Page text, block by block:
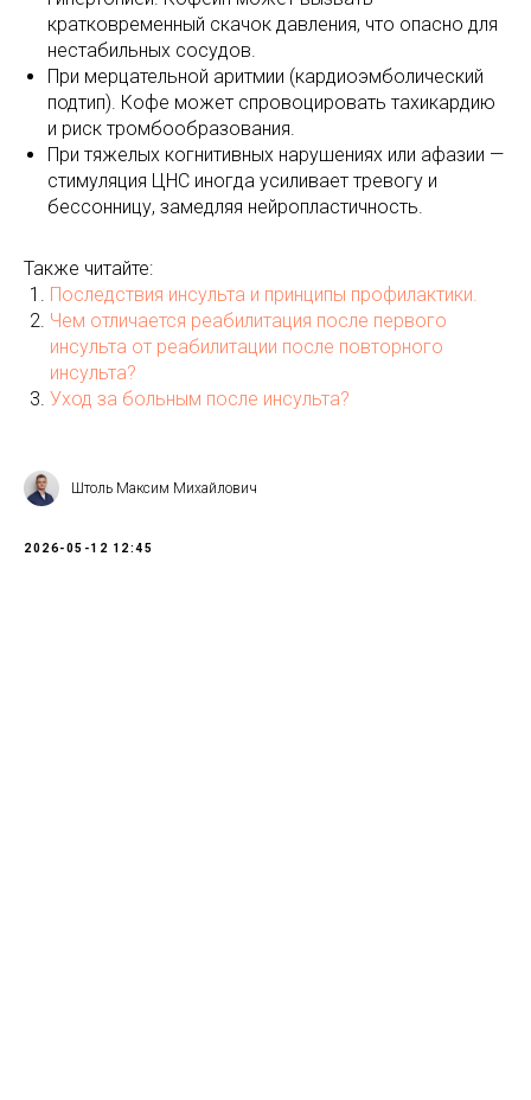
кратковременный скачок давления, что опасно для
нестабильных сосудов.
При мерцательной аритмии (кардиоэмболический
подтип). Кофе может спровоцировать тахикардию
и риск тромбообразования.
При тяжелых когнитивных нарушениях или афазии —
стимуляция ЦНС иногда усиливает тревогу и
бессонницу, замедляя нейропластичность.
Также читайте:
Последствия инсульта и принципы профилактики.
Чем отличается реабилитация после первого
инсульта от реабилитации после повторного
инсульта?
Уход за больным после инсульта?
Штоль Максим Михайлович
2026-05-12 12:45